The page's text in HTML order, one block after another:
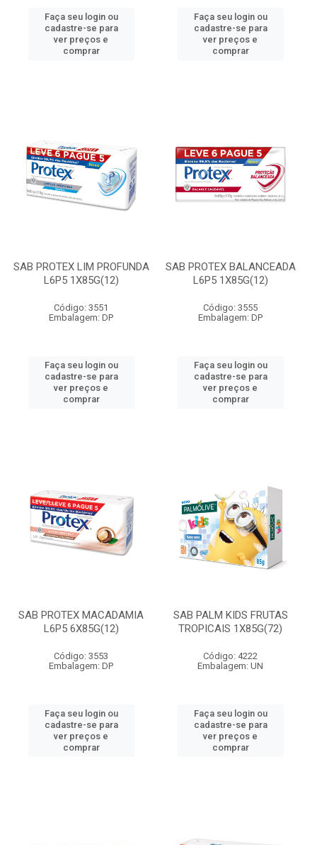
Faça seu login ou
cadastre-se para
ver preços e
comprar
Faça seu login ou
cadastre-se para
ver preços e
comprar
SAB PROTEX LIM PROFUNDA
L6P5 1X85G(12)
Código: 3551
Embalagem: DP
Faça seu login ou
cadastre-se para
ver preços e
comprar
SAB PROTEX BALANCEADA
L6P5 1X85G(12)
Código: 3555
Embalagem: DP
Faça seu login ou
cadastre-se para
ver preços e
comprar
SAB PROTEX MACADAMIA
L6P5 6X85G(12)
Código: 3553
Embalagem: DP
Faça seu login ou
cadastre-se para
ver preços e
comprar
SAB PALM KIDS FRUTAS
TROPICAIS 1X85G(72)
Código: 4222
Embalagem: UN
Faça seu login ou
cadastre-se para
ver preços e
comprar